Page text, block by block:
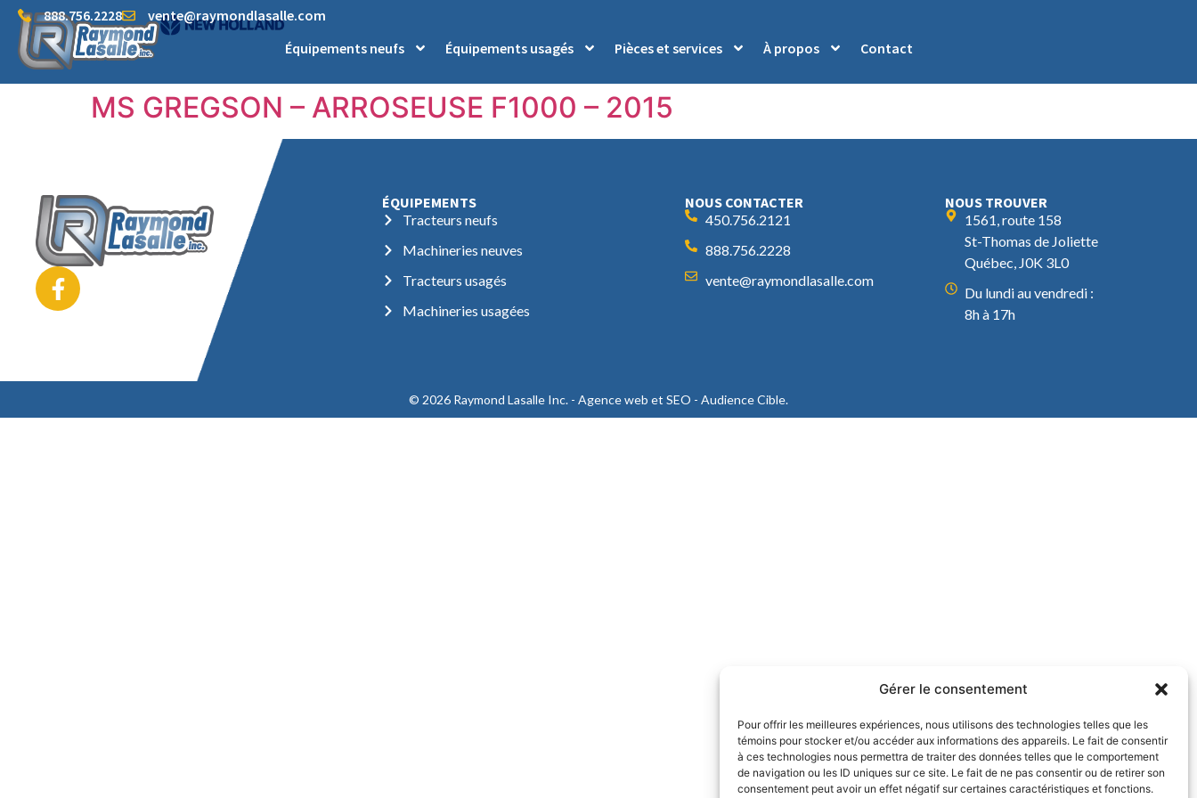
Gérer le consentement
Pour offrir les meilleures expériences, nous utilisons des technologies telles que les
témoins pour stocker et/ou accéder aux informations des appareils. Le fait de consentir
à ces technologies nous permettra de traiter des données telles que le comportement
de navigation ou les ID uniques sur ce site. Le fait de ne pas consentir ou de retirer son
consentement peut avoir un effet négatif sur certaines caractéristiques et fonctions.
888.756.2228
vente@raymondlasalle.com
Équipements neufs
Équipements usagés Pièces et services À propos Contact
MS GREGSON – ARROSEUSE F1000 – 2015
ÉQUIPEMENTS
Tracteurs neufs
Machineries neuves
Tracteurs usagés
Machineries usagées
NOUS CONTACTER
450.756.2121
888.756.2228
vente@raymondlasalle.com
NOUS TROUVER
1561, route 158
St-Thomas de Joliette
Québec, J0K 3L0
Du lundi au vendredi :
8h à 17h
© 2026 Raymond Lasalle Inc. - Agence web et SEO - Audience Cible.